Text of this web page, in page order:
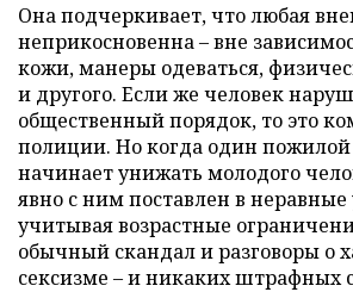
Она подчеркивает, что любая
неприкосновенна – вне
кожи, манеры одеваться,
и другого. Если же человек
общественный порядок, то это
полиции. Но когда один пожилой
начинает унижать молодого
явно с ним поставлен в неравные
учитывая возрастные
обычный скандал и разговоры о
сексизме – и никаких штрафных